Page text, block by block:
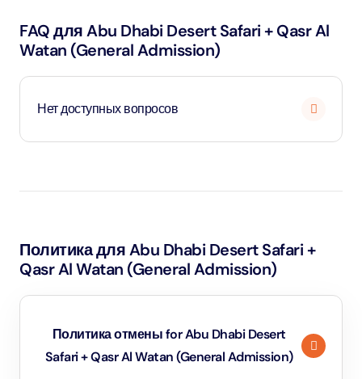
FAQ для Abu Dhabi Desert Safari + Qasr Al
Watan (General Admission)
Нет доступных вопросов
Политика для Abu Dhabi Desert Safari +
Qasr Al Watan (General Admission)
Политика отмены for Abu Dhabi Desert
Safari + Qasr Al Watan (General Admission)